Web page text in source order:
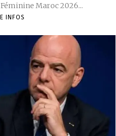
Maroc 2026...
INFOS